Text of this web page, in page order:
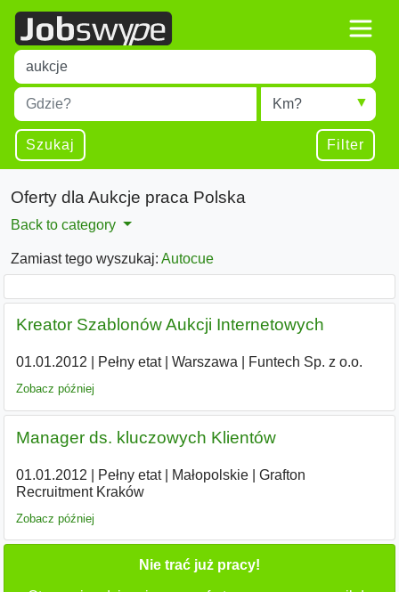
Title
Type 1 or more characters for results.
Miejscowość
Type 1 or more characters for results.
Radius
Szukaj Filter
Oferty dla Aukcje praca Polska
Back to category
Zamiast tego wyszukaj: Autocue
Kreator Szablonów Aukcji Internetowych
01.01.2012 Pełny etat| Warszawa Funtech Sp. z o.o.
Zobacz później
Manager ds. kluczowych Klientów
01.01.2012 Pełny etat| Małopolskie|
Grafton
Recruitment Kraków
Zobacz później
Nie trać już pracy!